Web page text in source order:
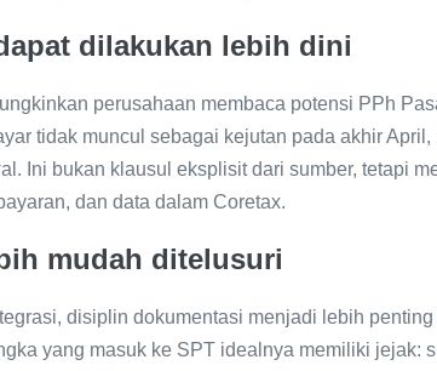
dilakukan lebih dini
perusahaan membaca potensi PPh
tidak muncul sebagai kejutan pada akhir
Ini bukan klausul eksplisit dari sumber, tetapi
dan data dalam Coretax.
mudah ditelusuri
disiplin dokumentasi menjadi lebih
yang masuk ke SPT idealnya memiliki jejak: